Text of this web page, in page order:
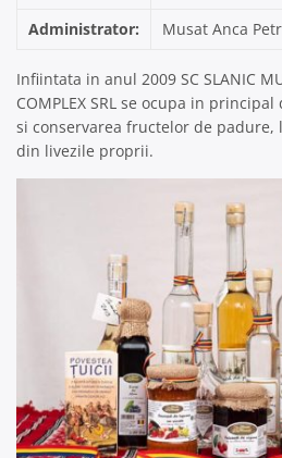
Administrator: Musat Anca
Infiintata in anul 2009 SC SLANIC
COMPLEX SRL se ocupa in
si conservarea fructelor de
din livezile proprii.